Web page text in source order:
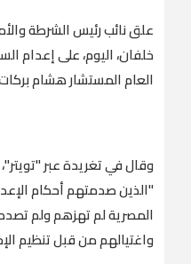
علق نائب رئيس الشرطة
خلفان، اليوم، على إعدام
العام المستشار هشام
وقال في تغريدة عبر
"الذين صدمتهم أحكام
المصرية لم تهزهم ولم
واغتيالهم من قبل تنظيم